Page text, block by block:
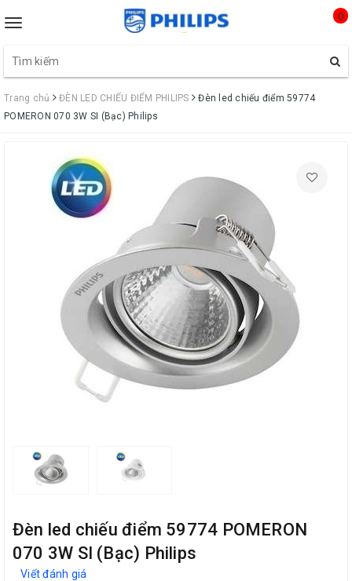
Toggle
0
Trang chủ ĐÈN LED CHIẾU ĐIỂM PHILIPS
Đèn led chiếu điểm 59774
POMERON 070 3W SI (Bạc) Philips
Đèn led chiếu điểm 59774 POMERON
070 3W SI (Bạc) Philips
Viết đánh giá